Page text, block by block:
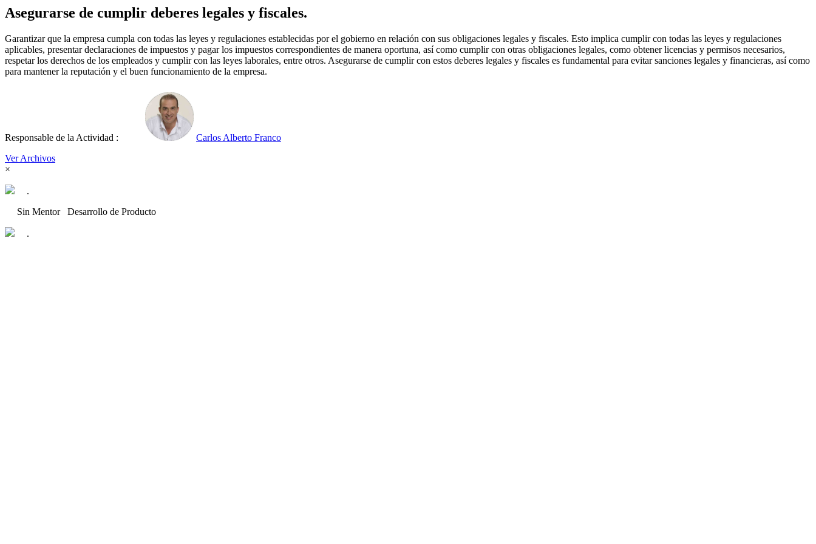
Asegurarse de cumplir deberes legales y fiscales.
Garantizar que la empresa cumpla con todas las leyes y regulaciones establecidas por el gobierno en relación con sus obligaciones legales y fiscales. Esto implica cumplir con todas las leyes y regulaciones
aplicables, presentar declaraciones de impuestos y pagar los impuestos correspondientes de manera oportuna, así como cumplir con otras obligaciones legales, como obtener licencias y permisos necesarios,
respetar los derechos de los empleados y cumplir con las leyes laborales, entre otros. Asegurarse de cumplir con estos deberes legales y fiscales es fundamental para evitar sanciones legales y financieras, así como
para mantener la reputación y el buen funcionamiento de la empresa.
Responsable de la Actividad :
Carlos Alberto Franco
Ver Archivos
×
.
Sin Mentor Desarrollo de Producto
.